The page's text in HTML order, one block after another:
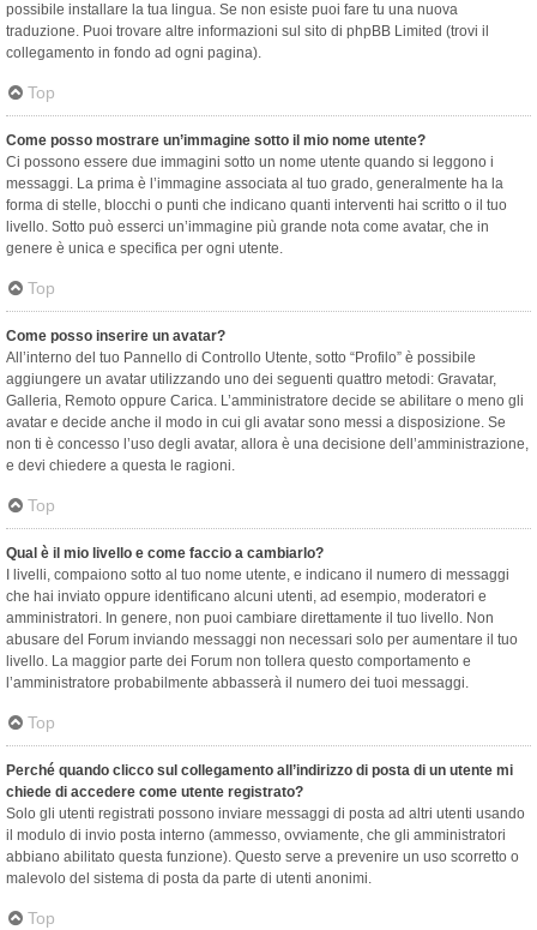
possibile installare la tua lingua. Se non esiste puoi fare tu una nuova
traduzione. Puoi trovare altre informazioni sul sito di phpBB Limited (trovi il
collegamento in fondo ad ogni pagina).
Top
Come posso mostrare un’immagine sotto il mio nome utente?
Ci possono essere due immagini sotto un nome utente quando si leggono i
messaggi. La prima è l’immagine associata al tuo grado, generalmente ha la
forma di stelle, blocchi o punti che indicano quanti interventi hai scritto o il tuo
livello. Sotto può esserci un’immagine più grande nota come avatar, che in
genere è unica e specifica per ogni utente.
Top
Come posso inserire un avatar?
All’interno del tuo Pannello di Controllo Utente, sotto “Profilo” è possibile
aggiungere un avatar utilizzando uno dei seguenti quattro metodi: Gravatar,
Galleria, Remoto oppure Carica. L’amministratore decide se abilitare o meno gli
avatar e decide anche il modo in cui gli avatar sono messi a disposizione. Se
non ti è concesso l’uso degli avatar, allora è una decisione dell’amministrazione,
e devi chiedere a questa le ragioni.
Top
Qual è il mio livello e come faccio a cambiarlo?
I livelli, compaiono sotto al tuo nome utente, e indicano il numero di messaggi
che hai inviato oppure identificano alcuni utenti, ad esempio, moderatori e
amministratori. In genere, non puoi cambiare direttamente il tuo livello. Non
abusare del Forum inviando messaggi non necessari solo per aumentare il tuo
livello. La maggior parte dei Forum non tollera questo comportamento e
l’amministratore probabilmente abbasserà il numero dei tuoi messaggi.
Top
Perché quando clicco sul collegamento all’indirizzo di posta di un utente mi
chiede di accedere come utente registrato?
Solo gli utenti registrati possono inviare messaggi di posta ad altri utenti usando
il modulo di invio posta interno (ammesso, ovviamente, che gli amministratori
abbiano abilitato questa funzione). Questo serve a prevenire un uso scorretto o
malevolo del sistema di posta da parte di utenti anonimi.
Top